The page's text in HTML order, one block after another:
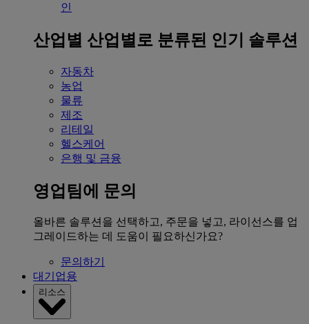
인
산업별 산업별로 분류된 인기 솔루션
자동차
농업
물류
제조
리테일
헬스케어
은행 및 금융
영업팀에 문의
올바른 솔루션을 선택하고, 주문을 넣고, 라이선스를 업
그레이드하는 데 도움이 필요하신가요?
문의하기
대기업용
리소스